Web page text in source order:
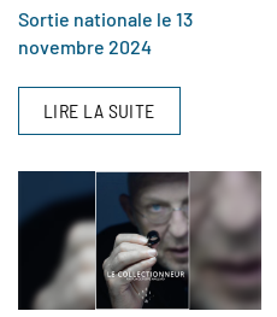
Sortie nationale le 13
novembre 2024
LIRE LA SUITE